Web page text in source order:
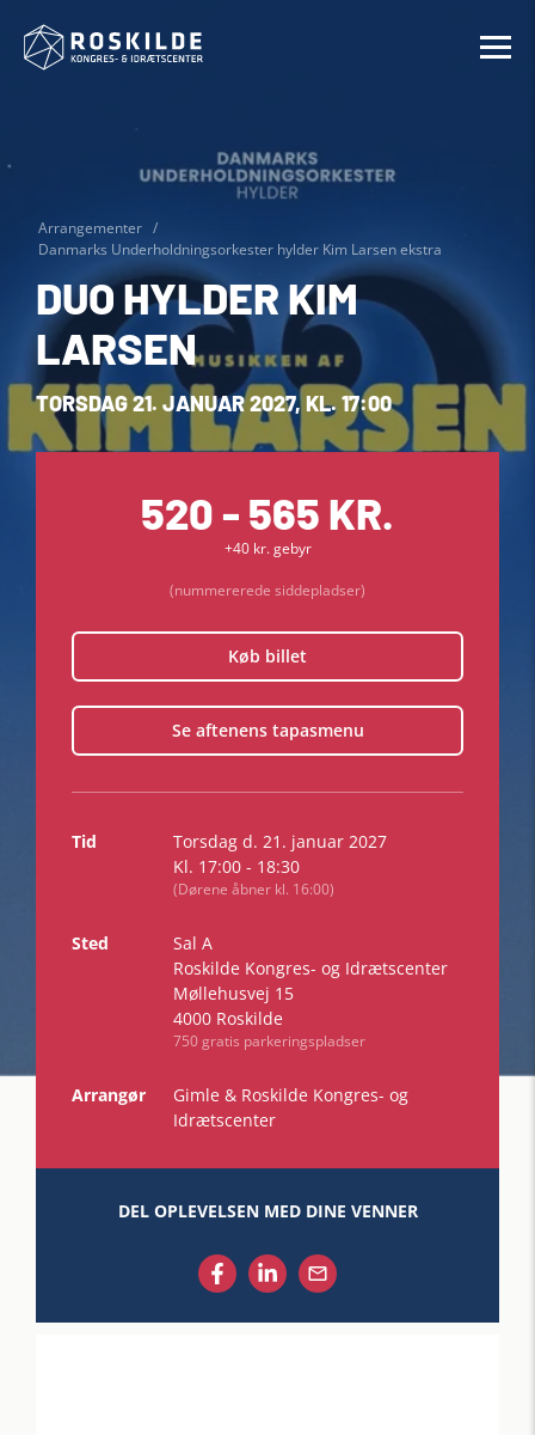
Arrangementer
Danmarks Underholdningsorkester hylder Kim Larsen ekstra
DUO HYLDER KIM
LARSEN
TORSDAG 21. JANUAR 2027, KL. 17:00
520 - 565 KR.
+40 kr. gebyr
(nummererede siddepladser)
Køb billet
Se aftenens tapasmenu
Tid
Torsdag d. 21. januar 2027
Kl. 17:00 - 18:30
(Dørene åbner kl. 16:00)
Sted
Sal A
Roskilde Kongres- og Idrætscenter
Møllehusvej 15
4000 Roskilde
750 gratis parkeringspladser
Arrangør
Gimle & Roskilde Kongres- og
Idrætscenter
DEL OPLEVELSEN MED DINE VENNER